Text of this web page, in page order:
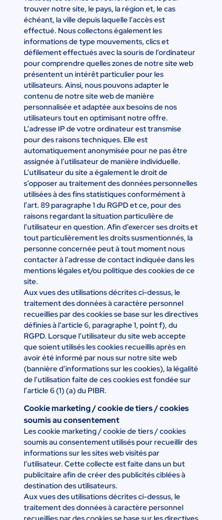
trouver notre site, le pays, la région et, le cas
échéant, la ville depuis laquelle l’accès est
effectué. Nous collectons également les
informations de type mouvements, clics et
défilement effectués avec la souris de l’ordinateur
pour comprendre quelles zones de notre site web
présentent un intérêt particulier pour les
utilisateurs. Ainsi, nous pouvons adapter le
contenu de notre site web de manière
personnalisée et adaptée aux besoins de nos
utilisateurs tout en optimisant notre offre.
L’adresse IP de votre ordinateur est transmise
pour des raisons techniques. Elle est
automatiquement anonymisée pour ne pas être
assignée à l’utilisateur de manière individuelle.
L’utilisateur du site a également le droit de
s’opposer au traitement des données personnelles
utilisées à des fins statistiques conformément à
l’art. 89 paragraphe 1 du RGPD et ce, pour des
raisons regardant la situation particulière de
l’utilisateur en question. Afin d’exercer ses droits et
tout particulièrement les droits susmentionnés, la
personne concernée peut à tout moment nous
contacter à l’adresse de contact indiquée dans les
mentions légales et/ou politique des cookies de ce
site.
Aux vues des utilisations décrites ci-dessus, le
traitement des données à caractère personnel
recueillies par des cookies se base sur les directives
définies à l’article 6, paragraphe 1, point f), du
RGPD. Lorsque l’utilisateur du site web accepte
que soient utilisés les cookies recueillis après en
avoir été informé par nous sur notre site web
(bannière d’informations sur les cookies), la légalité
de l’utilisation faite de ces cookies est fondée sur
l’article 6 (1) (a) du PIBR.
Cookie marketing / cookie de tiers / cookies
soumis au consentement
Les cookie marketing / cookie de tiers / cookies
soumis au consentement utilisés pour recueillir des
informations sur les sites web visités par
l’utilisateur. Cette collecte est faite dans un but
publicitaire afin de créer des publicités ciblées à
destination des utilisateurs.
Aux vues des utilisations décrites ci-dessus, le
traitement des données à caractère personnel